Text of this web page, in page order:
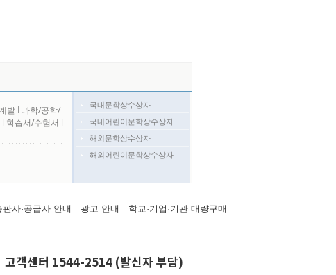
발 l 과학/공학/
l 학습서/수험서 l
국내문학상수상자
국내어린이문학상수상자
해외문학상수상자
해외어린이문학상수상자
판사·공급사 안내 광고 안내 학교·기업·기관 대량구매
고객센터 1544-2514 (발신자 부담)